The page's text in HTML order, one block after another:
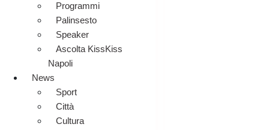
Programmi
Palinsesto
Speaker
Ascolta KissKiss
Napoli
News
Sport
Città
Cultura